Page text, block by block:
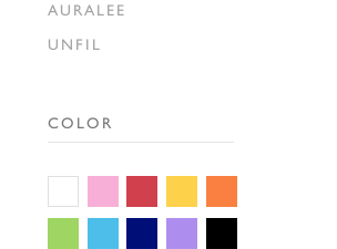
AURALEE
UNFIL
SEDAN ALL-PURPOSE
THE SHINZONE
GALLEGO
COLOR